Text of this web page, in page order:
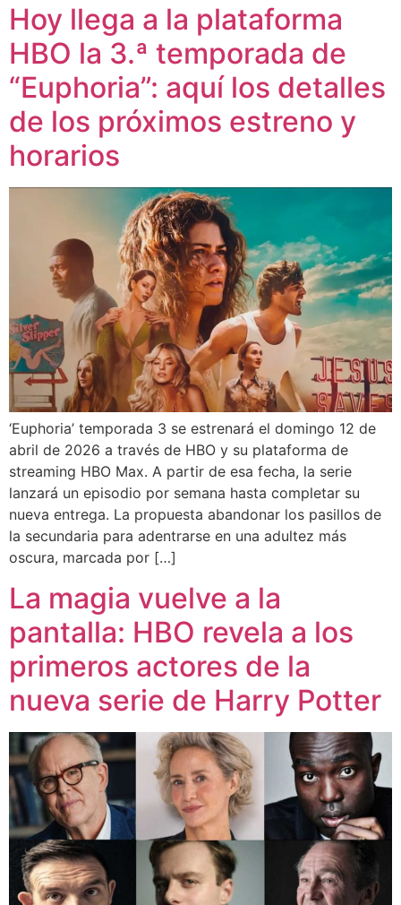
Hoy llega a la plataforma
HBO la 3.ª temporada de
“Euphoria”: aquí los detalles
de los próximos estreno y
horarios
‘Euphoria’ temporada 3 se estrenará el domingo 12 de
abril de 2026 a través de HBO y su plataforma de
streaming HBO Max. A partir de esa fecha, la serie
lanzará un episodio por semana hasta completar su
nueva entrega. La propuesta abandonar los pasillos de
la secundaria para adentrarse en una adultez más
oscura, marcada por […]
La magia vuelve a la
pantalla: HBO revela a los
primeros actores de la
nueva serie de Harry Potter